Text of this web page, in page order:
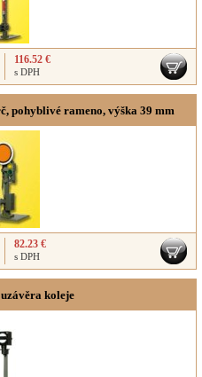
116.52 €
s DPH
pohyblivé rameno, výška 39 mm
82.23 €
s DPH
koleje